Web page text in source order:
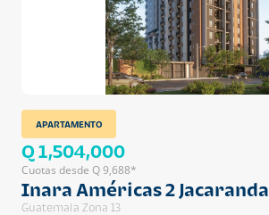
APARTAMENTO
Q 1,504,000
Cuotas desde Q 9,688*
Inara Américas 2 Jacaranda
Guatemala Zona 13